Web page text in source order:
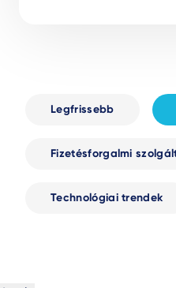
Legfrissebb
Fizetésforgalmi
Technológiai trendek